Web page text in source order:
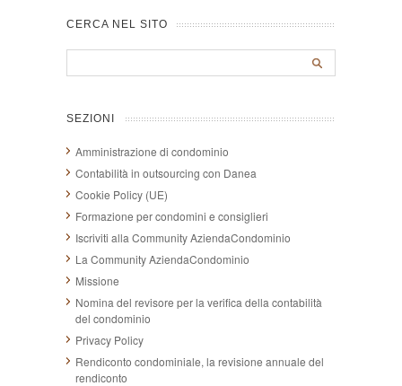
CERCA NEL SITO
SEZIONI
Amministrazione di condominio
Contabilità in outsourcing con Danea
Cookie Policy (UE)
Formazione per condomini e consiglieri
Iscriviti alla Community AziendaCondominio
La Community AziendaCondominio
Missione
Nomina del revisore per la verifica della contabilità
del condominio
Privacy Policy
Rendiconto condominiale, la revisione annuale del
rendiconto